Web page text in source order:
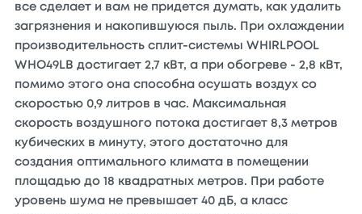
все сделает и вам не придется думать, как удалить
загрязнения и накопившуюся пыль. При охлаждении
производительность сплит-системы WHIRLPOOL
WHO49LB достигает 2,7 кВт, а при обогреве - 2,8 кВт,
помимо этого она способна осушать воздух со
скоростью 0,9 литров в час. Максимальная
скорость воздушного потока достигает 8,3 метров
кубических в минуту, этого достаточно для
создания оптимального климата в помещении
площадью до 18 квадратных метров. При работе
уровень шума не превышает 40 дБ, а класс